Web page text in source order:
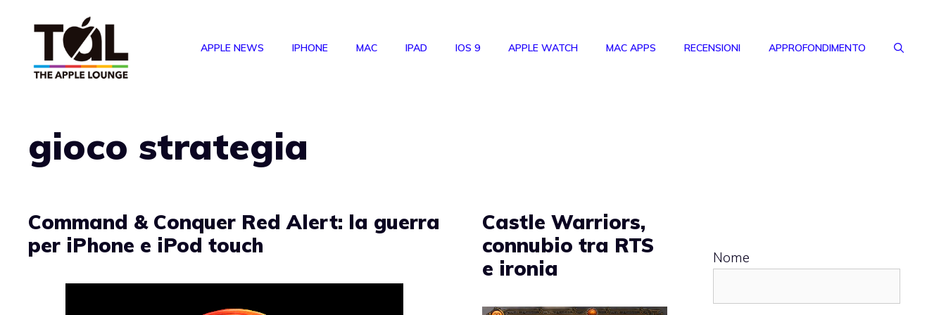
APPLE NEWS IPHONE MAC IPAD IOS 9 APPLE WATCH MAC APPS RECENSIONI APPROFONDIMENTO
gioco strategia
Command & Conquer Red Alert: la guerra
per iPhone e iPod touch
Castle Warriors,
connubio tra RTS
e ironia
Nome